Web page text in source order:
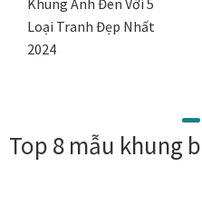
Tranh tặng khai trương
Tranh tặng tân gia
Khung Ảnh Đen Với 5
Loại Tranh Đẹp Nhất
2024
Top 8 mẫu khung